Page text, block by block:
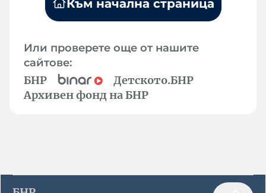
Към начална страница
Или проверете още от нашите
сайтове:
БНР
Детското.БНР
Архивен фонд на БНР